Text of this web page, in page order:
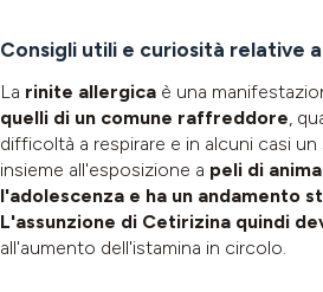
Consigli utili e curiosità relative
La rinite allergica è una
quelli di un comune raffreddore,
difficoltà a respirare e in alcuni casi
insieme all'esposizione a peli di
l'adolescenza e ha un andamento
L'assunzione di Cetirizina quindi
all'aumento dell'istamina in circolo.